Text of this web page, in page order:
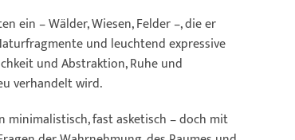
ein – Wälder, Wiesen, Felder –, die er
und leuchtend expressive
und Abstraktion, Ruhe und
verhandelt wird.
fast asketisch – doch mit